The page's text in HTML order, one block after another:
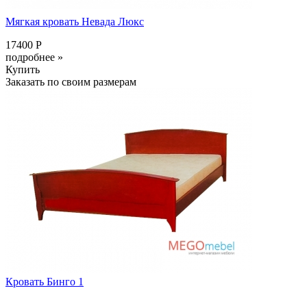
Мягкая кровать Невада Люкс
17400 Р
подробнее »
Купить
Заказать по своим размерам
Кровать Бинго 1